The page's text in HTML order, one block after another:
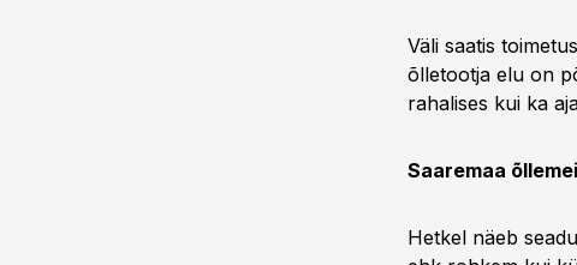
Väli saatis
õlletootja elu on
rahalises kui ka
Saaremaa
Hetkel näeb